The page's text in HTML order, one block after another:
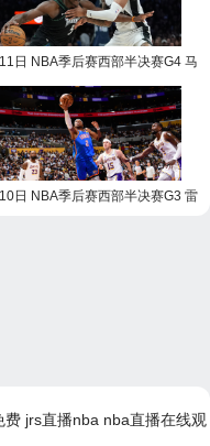
日 NBA季后赛西部半决赛G4 马
日 NBA季后赛西部半决赛G3 雷
费 jrs直播nba nba直播在线观